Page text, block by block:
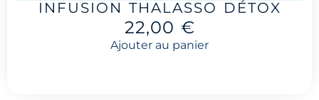
INFUSION THALASSO DÉTOX
22,00 €
Ajouter au panier